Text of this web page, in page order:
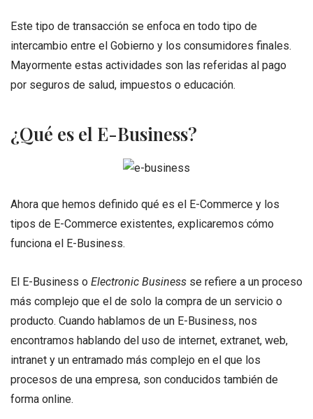
Este tipo de transacción se enfoca en todo tipo de
intercambio entre el Gobierno y los consumidores finales.
Mayormente estas actividades son las referidas al pago
por seguros de salud, impuestos o educación.
¿Qué es el E-Business?
Ahora que hemos definido qué es el E-Commerce y los
tipos de E-Commerce existentes, explicaremos cómo
funciona el E-Business.
El E-Business o Electronic Business se refiere a un proceso
más complejo que el de solo la compra de un servicio o
producto. Cuando hablamos de un E-Business, nos
encontramos hablando del uso de internet, extranet, web,
intranet y un entramado más complejo en el que los
procesos de una empresa, son conducidos también de
forma online.